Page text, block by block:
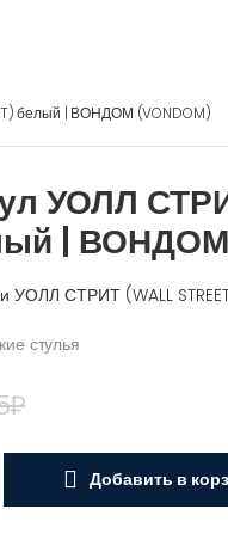
белый | ВОНДОМ (VONDOM)
УОЛЛ
|
УОЛЛ СТРИТ (WALL
стулья
₽
Добавить в